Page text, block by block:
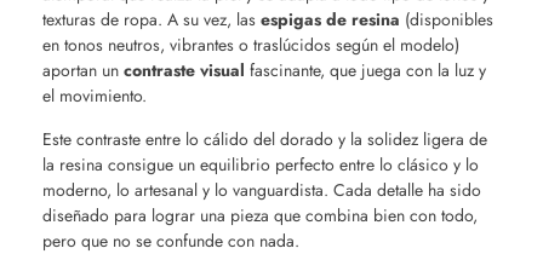
texturas de ropa. A su vez, las espigas de resina (disponibles
en tonos neutros, vibrantes o traslúcidos según el modelo)
aportan un contraste visual fascinante, que juega con la luz y
el movimiento.
Este contraste entre lo cálido del dorado y la solidez ligera de
la resina consigue un equilibrio perfecto entre lo clásico y lo
moderno, lo artesanal y lo vanguardista. Cada detalle ha sido
diseñado para lograr una pieza que combina bien con todo,
pero que no se confunde con nada.